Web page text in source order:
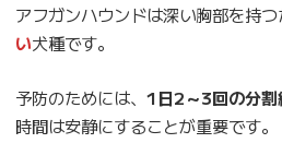
アフガンハウンドは深い胸部を持つ
い犬種です。
予防のためには、 1日2～3回の分割
時間は安静にすることが重要です。